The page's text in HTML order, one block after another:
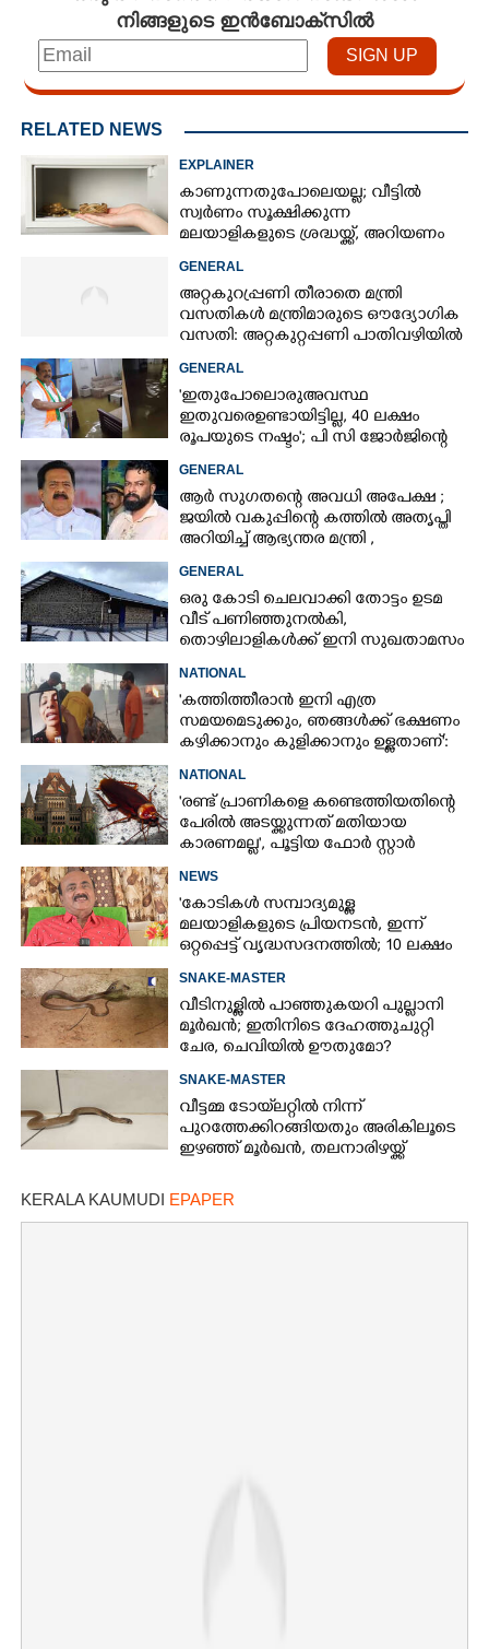
നിങ്ങളുടെ ഇൻബോക്സിൽ
RELATED NEWS
EXPLAINER
കാണുന്നതുപോലെയല്ല; വീട്ടിൽ
സ്വർണം സൂക്ഷിക്കുന്ന
മലയാളികളുടെ ശ്രദ്ധയ്ക്ക്, അറിയണം
GENERAL
അറ്റകുറ്രപ്പണി തീരാതെ മന്ത്രി
വസതികൾ മന്ത്രിമാരുടെ ഔദ്യോഗിക
വസതി: അറ്റകുറ്റപ്പണി പാതിവഴിയിൽ
GENERAL
'ഇതുപോലൊരു അവസ്ഥ
ഇതുവരെ ഉണ്ടായിട്ടില്ല, 40 ലക്ഷം
രൂപയുടെ നഷ്ടം'; പി സി ജോർജിന്റെ
GENERAL
ആർ സുഗതന്റെ അവധി അപേക്ഷ ;
ജയിൽ വകുപ്പിന്റെ കത്തിൽ അതൃപ്തി
അറിയിച്ച് ആഭ്യന്തര മന്ത്രി ,​
GENERAL
ഒരു കോടി ചെലവാക്കി തോട്ടം ഉടമ
വീട്‌ പണിഞ്ഞുനൽകി,
തൊഴിലാളികൾക്ക് ഇനി സുഖതാമസം
NATIONAL
'കത്തിത്തീരാൻ ഇനി എത്ര
സമയമെടുക്കും, ഞങ്ങൾക്ക് ഭക്ഷണം
കഴിക്കാനും കുളിക്കാനും ഉള്ളതാണ്':
മക്കൾ
NATIONAL
'രണ്ട് പ്രാണികളെ കണ്ടെത്തിയതിന്റെ
പേരിൽ അടയ്ക്കു‌ന്നത് മതിയായ
കാരണമല്ല', പൂട്ടിയ ഫോർ സ്റ്റാർ
ഹൈക്കോടതി
NEWS
'കോടികൾ സമ്പാദ്യമുള്ള
മലയാളികളുടെ പ്രിയനടൻ, ഇന്ന്
ഒറ്റപ്പെട്ട് വൃദ്ധസദനത്തിൽ; 10 ലക്ഷം
തിരിഞ്ഞുനോക്കുന്നില്ല'
SNAKE-MASTER
വീടിനുള്ളിൽ പാഞ്ഞുകയറി പുല്ലാനി
മൂർഖൻ; ഇതിനിടെ ദേഹത്തുചുറ്റി
ചേര, ചെവിയിൽ ഊതുമോ?
SNAKE-MASTER
വീട്ടമ്മ ടോയ്‌ലറ്റിൽ നിന്ന്
പുറത്തേക്കിറങ്ങിയതും അരികിലൂടെ
ഇഴഞ്ഞ് മൂർഖൻ, തലനാരിഴയ്ക്ക്
KERALA KAUMUDI EPAPER